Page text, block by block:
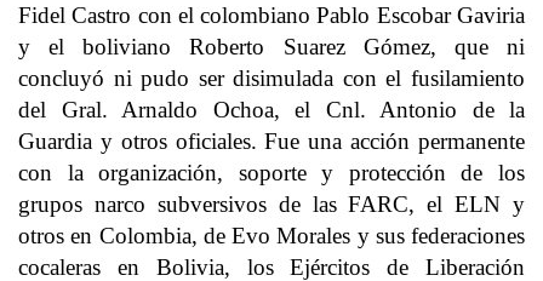
Fidel Castro con el colombiano Pablo Escobar Gaviria
y el boliviano Roberto Suarez Gómez, que ni
concluyó ni pudo ser disimulada con el fusilamiento
del Gral. Arnaldo Ochoa, el Cnl. Antonio de la
Guardia y otros oficiales. Fue una acción permanente
con la organización, soporte y protección de los
grupos narco subversivos de las FARC, el ELN y
otros en Colombia, de Evo Morales y sus federaciones
cocaleras en Bolivia, los Ejércitos de Liberación